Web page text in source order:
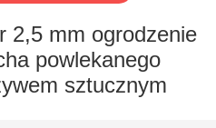
2,5 mm ogrodzenie
powlekanego
sztucznym